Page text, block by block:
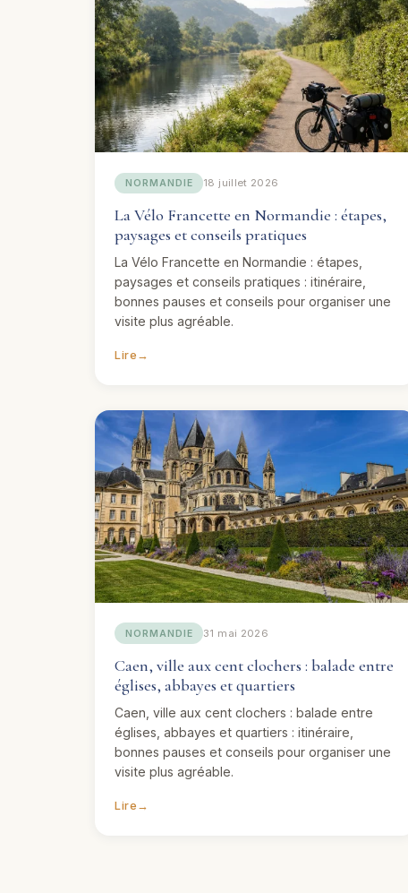
NORMANDIE 18 juillet 2026
La Vélo Francette en Normandie : étapes,
paysages et conseils pratiques
La Vélo Francette en Normandie : étapes,
paysages et conseils pratiques : itinéraire,
bonnes pauses et conseils pour organiser une
visite plus agréable.
Lire →
NORMANDIE 31 mai 2026
Caen, ville aux cent clochers : balade entre
églises, abbayes et quartiers
Caen, ville aux cent clochers : balade entre
églises, abbayes et quartiers : itinéraire,
bonnes pauses et conseils pour organiser une
visite plus agréable.
Lire →